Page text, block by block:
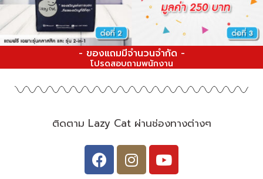
- ของแถมมีจำนวนจำกัด -
โปรดสอบถามพนักงาน
ติดตาม Lazy Cat ผ่านช่องทางต่างๆ